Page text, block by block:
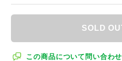
SOLD
この商品について問い合わ